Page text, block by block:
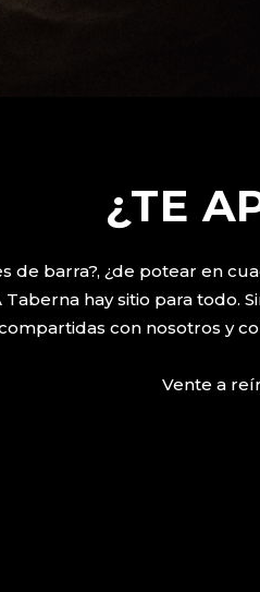
¿TE
de barra?, ¿de potear en
Taberna hay sitio para todo.
con nosotros y
Vente a